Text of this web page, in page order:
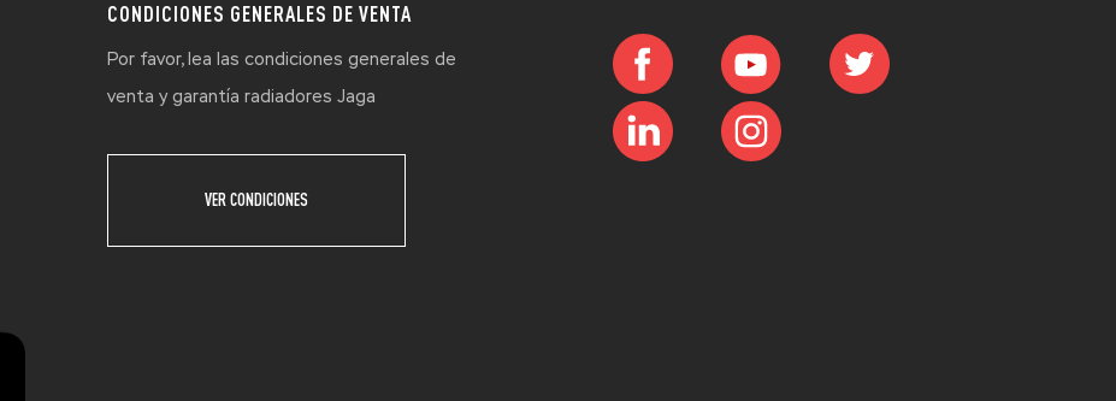
CONDICIONES GENERALES DE VENTA
Por favor, lea las condiciones generales de
venta y garantía radiadores Jaga
VER CONDICIONES